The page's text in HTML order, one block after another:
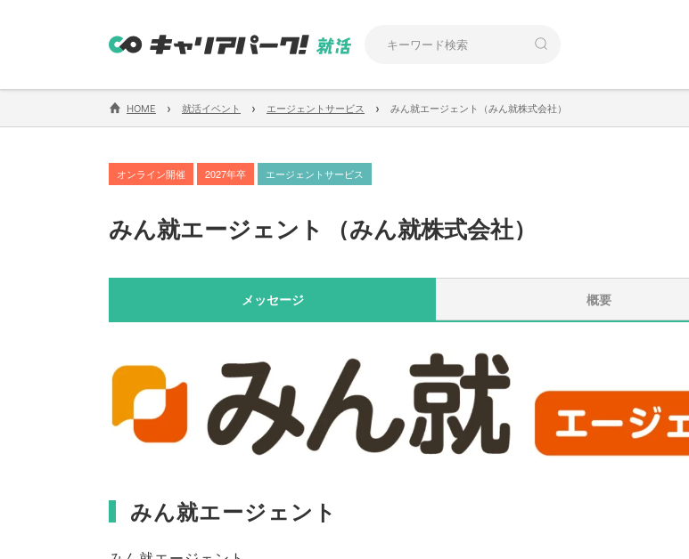
HOME › 就活イベント › エージェントサービス › みん就エージェント（みん就株式会社）
オンライン開催 2027年卒 エージェントサービス
みん就エージェント （みん就株式会社）
メッセージ 概要
みん就エージェント